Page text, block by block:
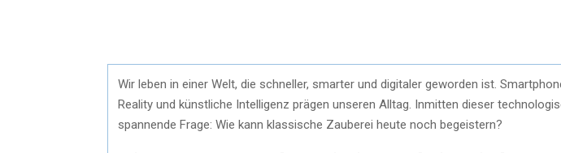
Wir leben in einer Welt, die schneller, smarter und digitaler geworden ist.
Reality und künstliche Intelligenz prägen unseren Alltag. Inmitten dieser
spannende Frage: Wie kann klassische Zauberei heute noch begeistern?